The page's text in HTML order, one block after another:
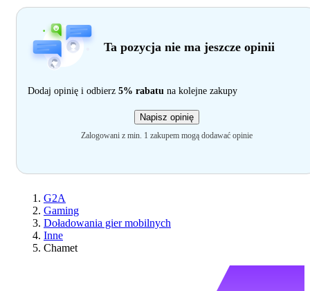
Ta pozycja nie ma jeszcze opinii
Dodaj opinię i odbierz 5% rabatu na kolejne zakupy
Napisz opinię
Zalogowani z min. 1 zakupem mogą dodawać opinie
G2A
Gaming
Doładowania gier mobilnych
Inne
Chamet